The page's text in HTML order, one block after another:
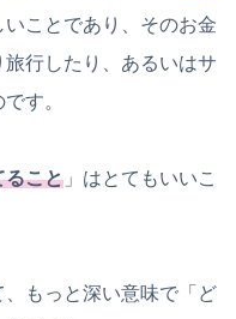
いことであり、そのお金
行したり、あるいはサ
す。
ること 」はとてもいいこ
もっと深い意味で「ど